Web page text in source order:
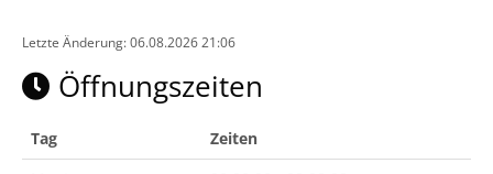
Letzte Änderung: 06.08.2026 21:06
Öffnungszeiten
Tag
Zeiten